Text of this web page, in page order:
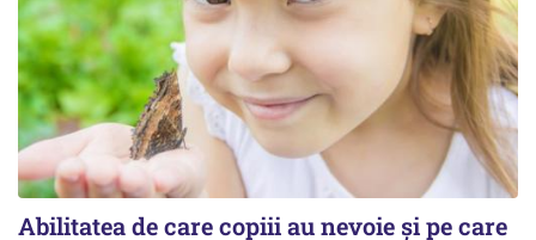
Abilitatea de care copiii au nevoie și pe care